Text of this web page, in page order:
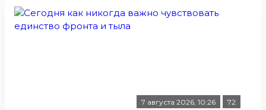
7 августа 2026, 10:26 72